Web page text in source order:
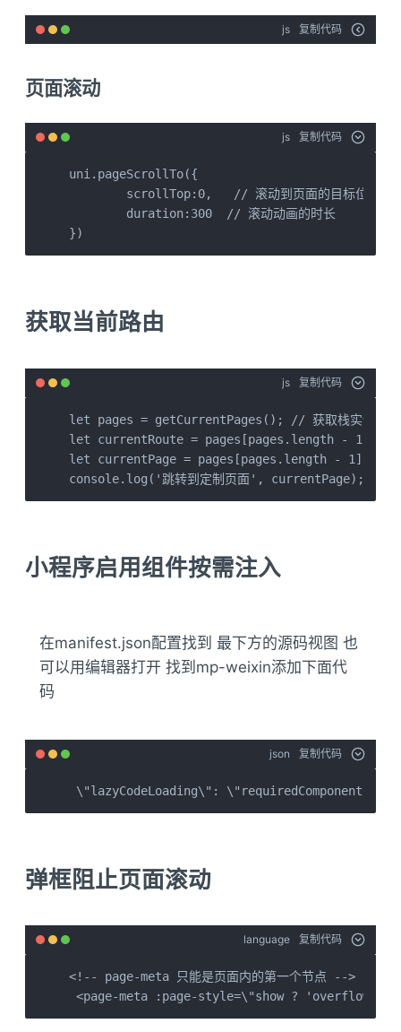
js 复制代码
页面滚动
js 复制代码
uni.pageScrollTo({
})
获取当前路由
js 复制代码
let pages = getCurrentPages(); // 获取栈实例
let currentRoute = pages[pages.length -
let currentPage = pages[pages.length -
console.log('跳转到定制页面', currentPage);
小程序启用组件按需注入
在manifest.json配置找到 最下方的源码视图 也
可以用编辑器打开 找到mp-weixin添加下面代
码
json 复制代码
\"lazyCodeLoading\": \"requiredComponents\"
弹框阻止页面滚动
language 复制代码
<!-- page-meta 只能是页面内的第一个节点 -->
<page-meta :page-style=\"show ?